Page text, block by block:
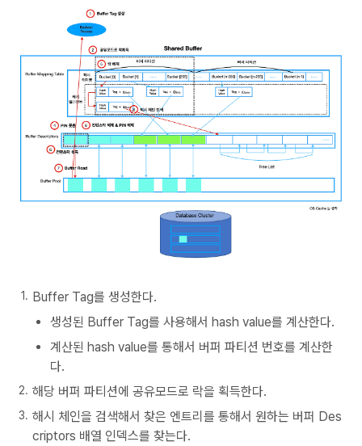
Buffer Tag를 생성한다.
생성된 Buffer Tag를 사용해서 hash value를 계산한다.
계산된 hash value를 통해서 버퍼 파티션 번호를 계산한
다.
해당 버퍼 파티션에 공유모드로 락을 획득한다.
해시 체인을 검색해서 찾은 엔트리를 통해서 원하는 버퍼 Des
criptors 배열 인덱스를 찾는다.